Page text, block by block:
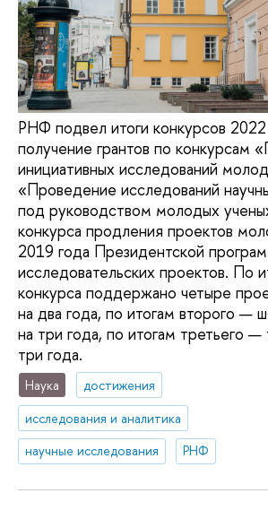
РНФ подвел итоги конкурсов 2022
получение грантов по конкурсам
инициативных исследований
«Проведение исследований
под руководством молодых
конкурса продления проектов
2019 года Президентской
исследовательских проектов. По
конкурса поддержано четыре
на два года, по итогам второго —
на три года, по итогам третьего —
три года.
Наука
достижения
исследования и аналитика
научные исследования
РНФ